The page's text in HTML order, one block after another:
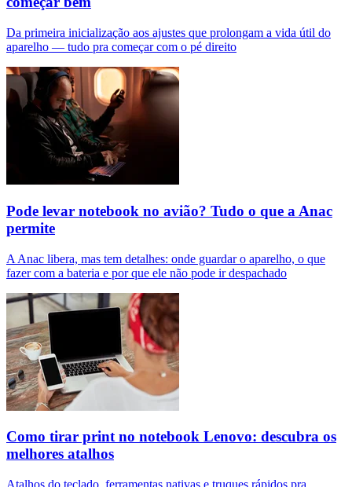
Da primeira inicialização aos ajustes que prolongam a vida útil do
aparelho — tudo pra começar com o pé direito
Pode levar notebook no avião? Tudo o que a Anac
permite
A Anac libera, mas tem detalhes: onde guardar o aparelho, o que
fazer com a bateria e por que ele não pode ir despachado
Como tirar print no notebook Lenovo: descubra os
melhores atalhos
Atalhos do teclado, ferramentas nativas e truques rápidos pra